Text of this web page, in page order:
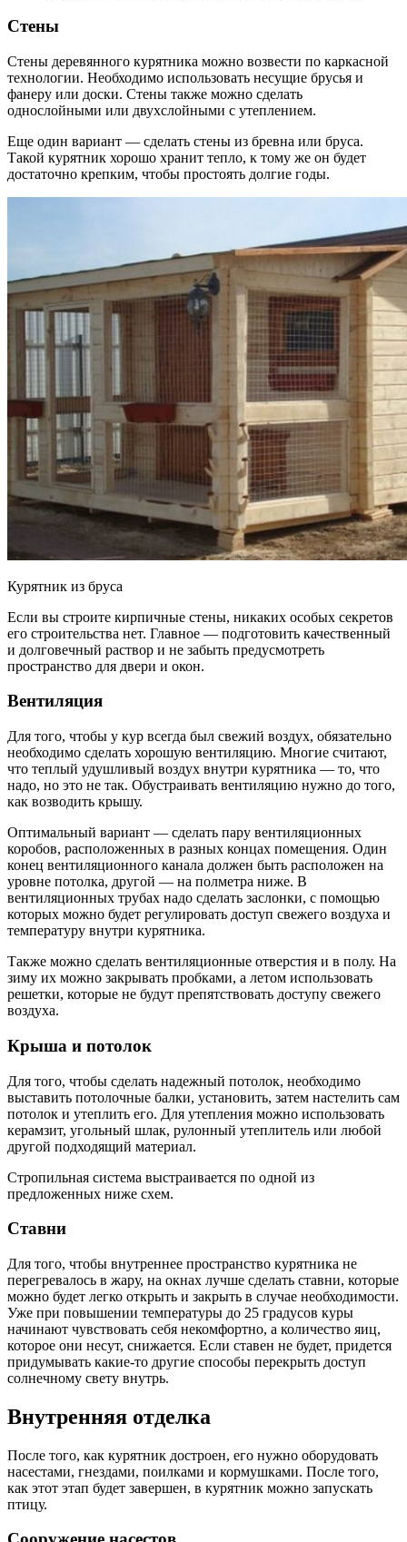
Стены
Стены деревянного курятника можно возвести по каркасной
технологии. Необходимо использовать несущие брусья и
фанеру или доски. Стены также можно сделать
однослойными или двухслойными с утеплением.
Еще один вариант — сделать стены из бревна или бруса.
Такой курятник хорошо хранит тепло, к тому же он будет
достаточно крепким, чтобы простоять долгие годы.
Курятник из бруса
Если вы строите кирпичные стены, никаких особых секретов
его строительства нет. Главное — подготовить качественный
и долговечный раствор и не забыть предусмотреть
пространство для двери и окон.
Вентиляция
Для того, чтобы у кур всегда был свежий воздух, обязательно
необходимо сделать хорошую вентиляцию. Многие считают,
что теплый удушливый воздух внутри курятника — то, что
надо, но это не так. Обустраивать вентиляцию нужно до того,
как возводить крышу.
Оптимальный вариант — сделать пару вентиляционных
коробов, расположенных в разных концах помещения. Один
конец вентиляционного канала должен быть расположен на
уровне потолка, другой — на полметра ниже. В
вентиляционных трубах надо сделать заслонки, с помощью
которых можно будет регулировать доступ свежего воздуха и
температуру внутри курятника.
Также можно сделать вентиляционные отверстия и в полу. На
зиму их можно закрывать пробками, а летом использовать
решетки, которые не будут препятствовать доступу свежего
воздуха.
Крыша и потолок
Для того, чтобы сделать надежный потолок, необходимо
выставить потолочные балки, установить, затем настелить сам
потолок и утеплить его. Для утепления можно использовать
керамзит, угольный шлак, рулонный утеплитель или любой
другой подходящий материал.
Стропильная система выстраивается по одной из
предложенных ниже схем.
Ставни
Для того, чтобы внутреннее пространство курятника не
перегревалось в жару, на окнах лучше сделать ставни, которые
можно будет легко открыть и закрыть в случае необходимости.
Уже при повышении температуры до 25 градусов куры
начинают чувствовать себя некомфортно, а количество яиц,
которое они несут, снижается. Если ставен не будет, придется
придумывать какие-то другие способы перекрыть доступ
солнечному свету внутрь.
Внутренняя отделка
После того, как курятник достроен, его нужно оборудовать
насестами, гнездами, поилками и кормушками. После того,
как этот этап будет завершен, в курятник можно запускать
птицу.